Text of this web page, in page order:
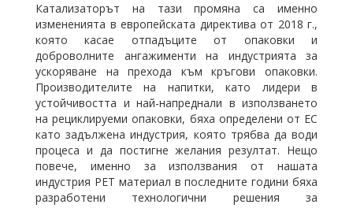
Катализаторът на тази промяна са именно
измененията в европейската директива от 2018 г.,
която касае отпадъците от опаковки и
доброволните ангажименти на индустрията за
ускоряване на прехода към кръгови опаковки.
Производителите на напитки, като лидери в
устойчивостта и най-напреднали в използването
на рециклируеми опаковки, бяха определени от ЕС
като задължена индустрия, която трябва да води
процеса и да постигне желания резултат. Нещо
повече, именно за използвания от нашата
индустрия РЕТ материал в последните години бяха
разработени технологични решения за